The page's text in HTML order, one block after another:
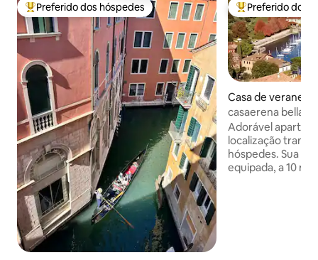
Entre os melhores preferidos dos hóspedes
Preferido dos hóspedes Entre os
Preferido dos
Casa de veraneio
casaerena
montanha
Adorável
localização
hóspedes. Sua
equipada, a 10